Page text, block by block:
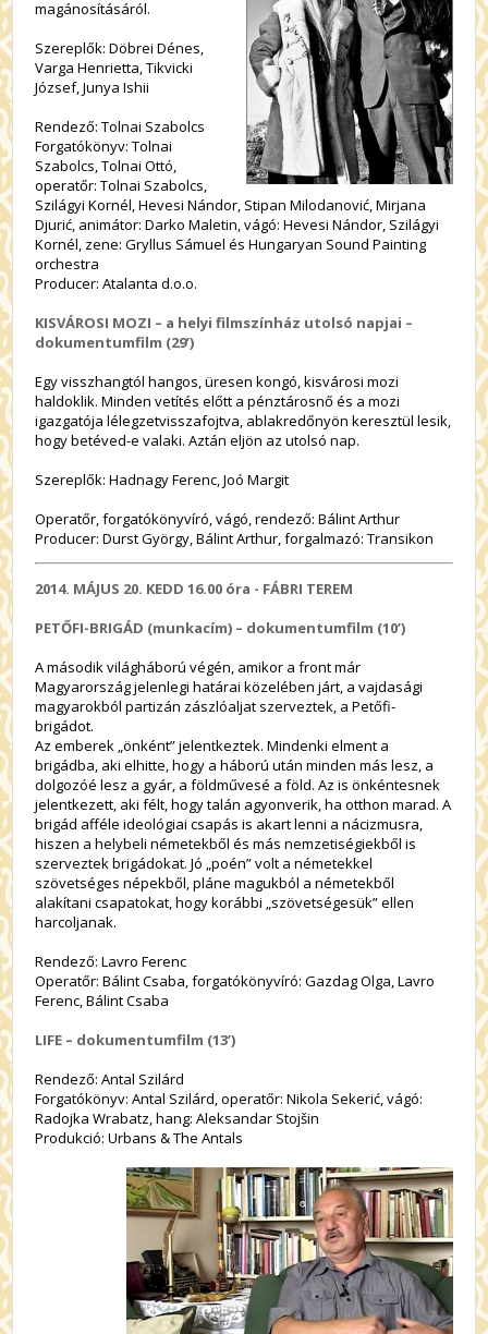
magánosításáról.
Szereplők: Döbrei Dénes,
Varga Henrietta, Tikvicki
József, Junya Ishii
Rendező: Tolnai Szabolcs
Forgatókönyv: Tolnai
Szabolcs, Tolnai Ottó,
operatőr: Tolnai Szabolcs,
Szilágyi Kornél, Hevesi Nándor, Stipan Milodanović, Mirjana
Djurić, animátor: Darko Maletin, vágó: Hevesi Nándor, Szilágyi
Kornél, zene: Gryllus Sámuel és Hungaryan Sound Painting
orchestra
Producer: Atalanta d.o.o.
KISVÁROSI MOZI – a helyi filmszínház utolsó napjai –
dokumentumfilm (29’)
Egy visszhangtól hangos, üresen kongó, kisvárosi mozi
haldoklik. Minden vetítés előtt a pénztárosnő és a mozi
igazgatója lélegzetvisszafojtva, ablakredőnyön keresztül lesik,
hogy betéved-e valaki. Aztán eljön az utolsó nap.
Szereplők: Hadnagy Ferenc, Joó Margit
Operatőr, forgatókönyvíró, vágó, rendező: Bálint Arthur
Producer: Durst György, Bálint Arthur, forgalmazó: Transikon
2014. MÁJUS 20. KEDD16.00 óra - FÁBRI TEREM
PETŐFI-BRIGÁD (munkacím) – dokumentumfilm (10’)
A második világháború végén, amikor a front már
Magyarország jelenlegi határai közelében járt, a vajdasági
magyarokból partizán zászlóaljat szerveztek, a Petőfi-
brigádot.
Az emberek „önként” jelentkeztek. Mindenki elment a
brigádba, aki elhitte, hogy a háború után minden más lesz, a
dolgozóé lesz a gyár, a földművesé a föld. Az is önkéntesnek
jelentkezett, aki félt, hogy talán agyonverik, ha otthon marad. A
brigád afféle ideológiai csapás is akart lenni a nácizmusra,
hiszen a helybeli németekből és más nemzetiségiekből is
szerveztek brigádokat. Jó „poén” volt a németekkel
szövetséges népekből, pláne magukból a németekből
alakítani csapatokat, hogy korábbi „szövetségesük” ellen
harcoljanak.
Rendező: Lavro Ferenc
Operatőr: Bálint Csaba, forgatókönyvíró: Gazdag Olga, Lavro
Ferenc, Bálint Csaba
LIFE – dokumentumfilm (13’)
Rendező: Antal Szilárd
Forgatókönyv: Antal Szilárd, operatőr: Nikola Sekerić, vágó:
Radojka Wrabatz, hang: Aleksandar Stojšin
Produkció: Urbans & The Antals